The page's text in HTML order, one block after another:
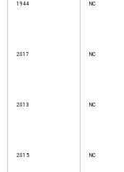
1944 NC
2017 NC
2013 NC
2015 NC